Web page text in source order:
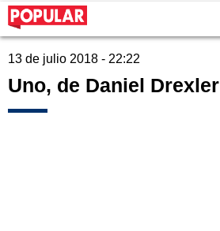
13 de julio 2018 - 22:22
Uno, de Daniel Drexler